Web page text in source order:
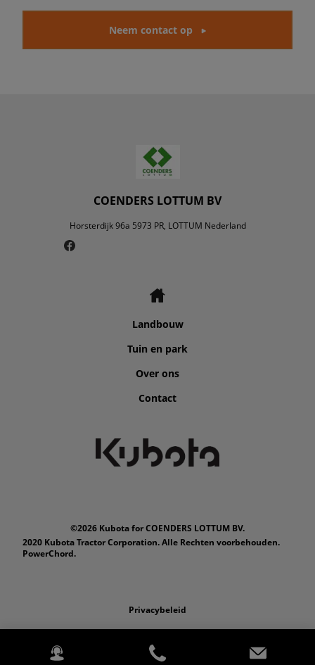
Neem contact op
COENDERS LOTTUM BV
Horsterdijk 96a 5973 PR, LOTTUM Nederland
Landbouw
Tuin en park
Over ons
Contact
©2026 Kubota for COENDERS LOTTUM BV.
2020 Kubota Tractor Corporation. Alle Rechten voorbehouden.
PowerChord.
Privacybeleid
Wettelijk